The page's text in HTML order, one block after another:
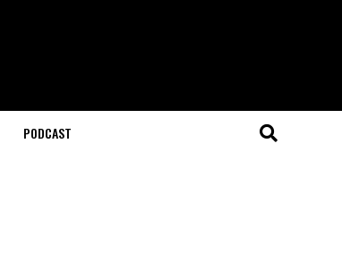
PODCAST